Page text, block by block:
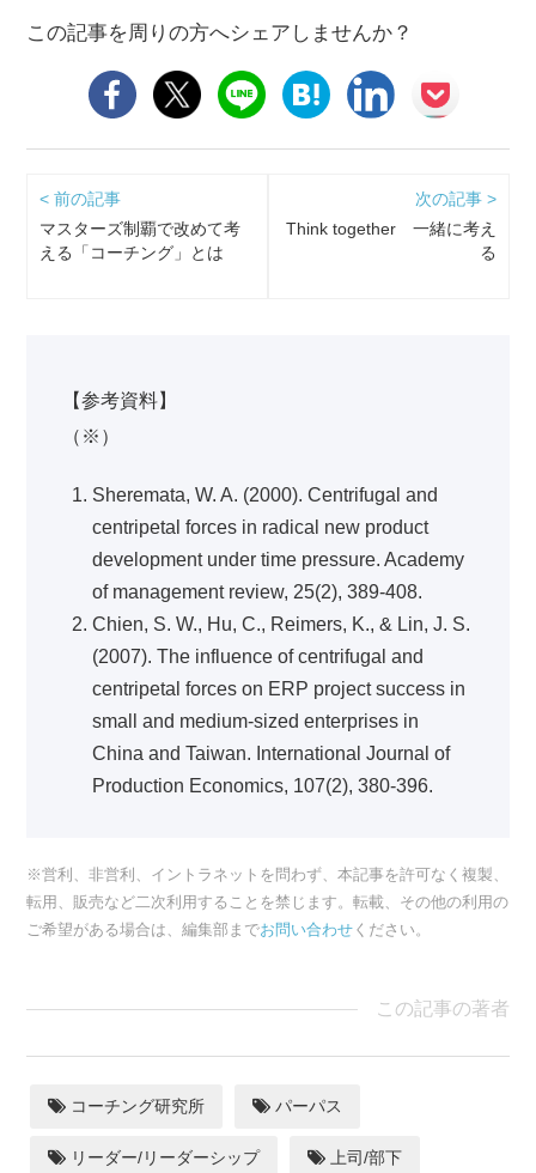
この記事を周りの方へシェアしませんか？
< 前の記事
マスターズ制覇で改めて考
える「コーチング」とは
次の記事 >
Think together 一緒に考え
る
【参考資料】
（※）
Sheremata, W. A. (2000). Centrifugal and
centripetal forces in radical new product
development under time pressure. Academy
of management review, 25(2), 389-408.
Chien, S. W., Hu, C., Reimers, K., & Lin, J. S.
(2007). The influence of centrifugal and
centripetal forces on ERP project success in
small and medium-sized enterprises in
China and Taiwan. International Journal of
Production Economics, 107(2), 380-396.
※営利、非営利、イントラネットを問わず、本記事を許可なく複製、
転用、販売など二次利用することを禁じます。転載、その他の利用の
ご希望がある場合は、編集部までお問い合わせ ください。
この記事の著者
コーチング研究所 パーパス
リーダー/リーダーシップ 上司/部下